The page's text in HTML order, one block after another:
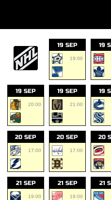
19 SEP
19:00
19
19 SEP
20:00
19 SEP
21:00
19
20 SEP
17:00
20 SEP
17:00
20
21 SEP
19:00
21 SEP
19:00
21